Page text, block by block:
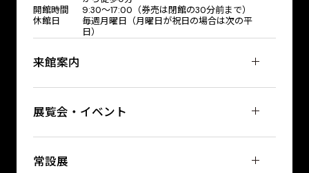
開館時間
9:30～17:00（券売は閉館の30分前まで）
休館日
毎週月曜日（月曜日が祝日の場合は次の平
日）
来館案内
展覧会・イベント
常設展